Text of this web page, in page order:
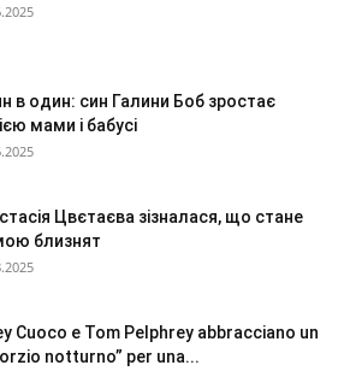
в один: син Галини Боб зростає
мами і бабусі
Цвєтаєва зізналася, що стане
близнят
Cuoco e Tom Pelphrey abbracciano un
notturno” per una...